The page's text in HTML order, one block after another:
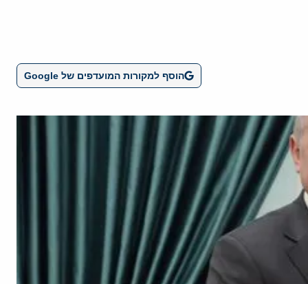
הוסף למקורות המועדפים של Google